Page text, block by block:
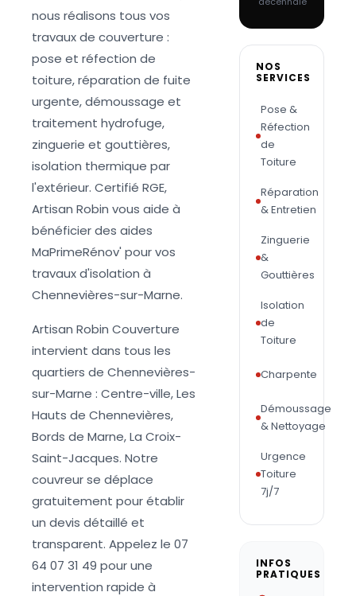
nous réalisons tous vos
travaux de couverture :
pose et réfection de
toiture, réparation de fuite
urgente, démoussage et
traitement hydrofuge,
zinguerie et gouttières,
isolation thermique par
l'extérieur. Certifié RGE,
Artisan Robin vous aide à
bénéficier des aides
MaPrimeRénov' pour vos
travaux d'isolation à
Chennevières-sur-Marne.
Artisan Robin Couverture
intervient dans tous les
quartiers de Chennevières-
sur-Marne : Centre-ville, Les
Hauts de Chennevières,
Bords de Marne, La Croix-
Saint-Jacques. Notre
couvreur se déplace
gratuitement pour établir
un devis détaillé et
transparent. Appelez le 07
64 07 31 49 pour une
intervention rapide à
NOS
SERVICES
Pose &
Réfection
de
Toiture
Réparation
& Entretien
Zinguerie
&
Gouttières
Isolation
de
Toiture
Charpente
Démoussage
& Nettoyage
Urgence
Toiture
7j/7
INFOS
PRATIQUES